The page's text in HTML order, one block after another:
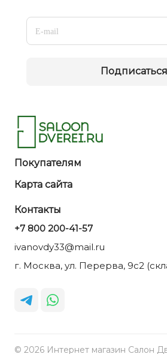
Подписаться
Покупателям
Карта сайта
Контакты
+7 800 200-41-57
ivanovdy33@mail.ru
г. Москва, ул. Перерва, 9с2
© 2026 Интернет магазин Салон